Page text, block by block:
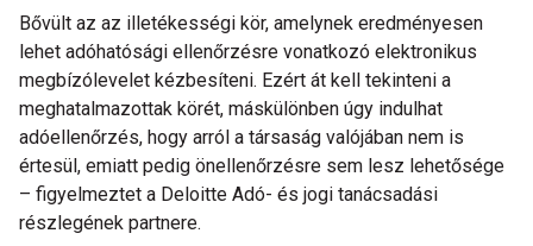
Bővült az az illetékességi kör, amelynek eredményesen
lehet adóhatósági ellenőrzésre vonatkozó elektronikus
megbízólevelet kézbesíteni. Ezért át kell tekinteni a
meghatalmazottak körét, máskülönben úgy indulhat
adóellenőrzés, hogy arról a társaság valójában nem is
értesül, emiatt pedig önellenőrzésre sem lesz lehetősége
– figyelmeztet a Deloitte Adó- és jogi tanácsadási
részlegének partnere.